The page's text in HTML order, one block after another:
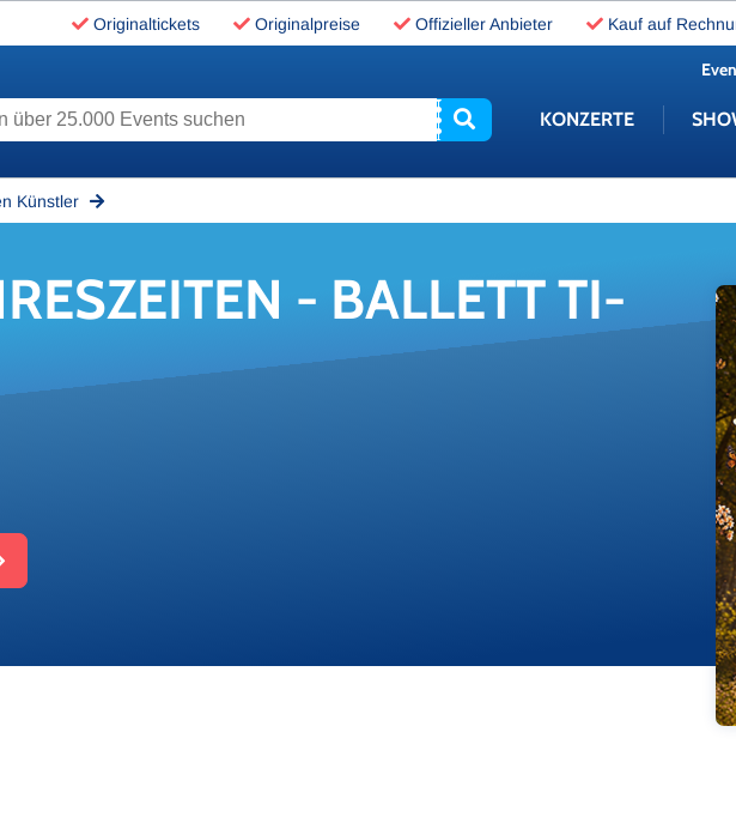
Originaltickets Originalpreise Offizieller Anbieter Kauf auf
25.000 Events suchen KONZERTE
Künstler
- BAL­LETT TI­